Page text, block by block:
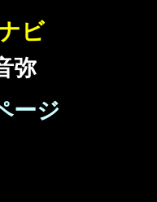
ビ
弥
ージ